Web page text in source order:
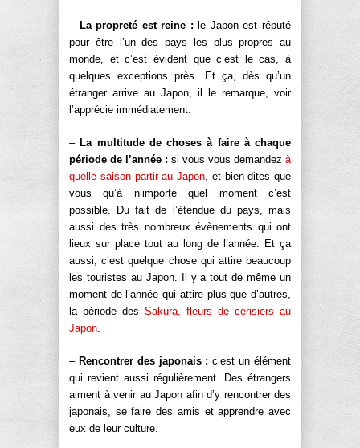
– La propreté est reine : le Japon est réputé
pour être l’un des pays les plus propres au
monde, et c’est évident que c’est le cas, à
quelques exceptions près. Et ça, dès qu’un
étranger arrive au Japon, il le remarque, voir
l’apprécie immédiatement.
– La multitude de choses à faire à chaque
période de l’année : si vous vous demandez à
quelle saison partir au Japon, et bien dites que
vous qu’à n’importe quel moment c’est
possible. Du fait de l’étendue du pays, mais
aussi des très nombreux évènements qui ont
lieux sur place tout au long de l’année. Et ça
aussi, c’est quelque chose qui attire beaucoup
les touristes au Japon. Il y a tout de même un
moment de l’année qui attire plus que d’autres,
la période des Sakura, fleurs de cerisiers au
Japon.
– Rencontrer des japonais : c’est un élément
qui revient aussi régulièrement. Des étrangers
aiment à venir au Japon afin d’y rencontrer des
japonais, se faire des amis et apprendre avec
eux de leur culture.